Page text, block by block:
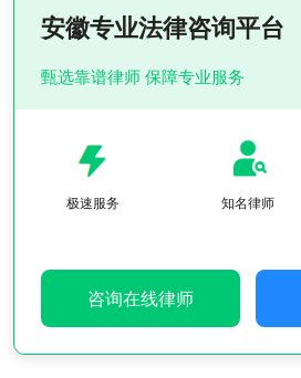
安徽专业法律咨询平台
甄选靠谱律师 保障专业服务
极速服务 知名律师
咨询在线律师